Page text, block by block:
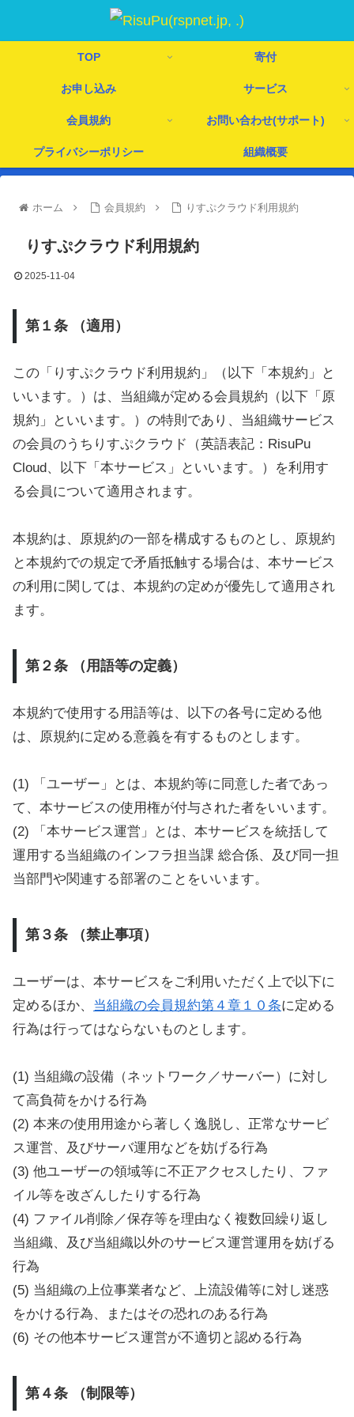
TOP 寄付
お申し込み サービス
会員規約 お問い合わせ(サポート)
プライバシーポリシー 組織概要
ホーム 会員規約 りすぷクラウド利用規約
りすぷクラウド利用規約
2025-11-04
第１条 （適用）
この「りすぷクラウド利用規約」（以下「本規約」と
いいます。）は、当組織が定める会員規約（以下「原
規約」といいます。）の特則であり、当組織サービス
の会員のうちりすぷクラウド（英語表記：RisuPu
Cloud、以下「本サービス」といいます。）を利用す
る会員について適用されます。
本規約は、原規約の一部を構成するものとし、原規約
と本規約での規定で矛盾抵触する場合は、本サービス
の利用に関しては、本規約の定めが優先して適用され
ます。
第２条 （用語等の定義）
本規約で使用する用語等は、以下の各号に定める他
は、原規約に定める意義を有するものとします。
(1) 「ユーザー」とは、本規約等に同意した者であっ
て、本サービスの使用権が付与された者をいいます。
(2) 「本サービス運営」とは、本サービスを統括して
運用する当組織のインフラ担当課 総合係、及び同一担
当部門や関連する部署のことをいいます。
第３条 （禁止事項）
ユーザーは、本サービスをご利用いただく上で以下に
定めるほか、 当組織の会員規約第４章１０条に定める
行為は行ってはならないものとします。
(1) 当組織の設備（ネットワーク／サーバー）に対し
て高負荷をかける行為
(2) 本来の使用用途から著しく逸脱し、正常なサービ
ス運営、及びサーバ運用などを妨げる行為
(3) 他ユーザーの領域等に不正アクセスしたり、ファ
イル等を改ざんしたりする行為
(4) ファイル削除／保存等を理由なく複数回繰り返し
当組織、及び当組織以外のサービス運営運用を妨げる
行為
(5) 当組織の上位事業者など、上流設備等に対し迷惑
をかける行為、またはその恐れのある行為
(6) その他本サービス運営が不適切と認める行為
第４条 （制限等）